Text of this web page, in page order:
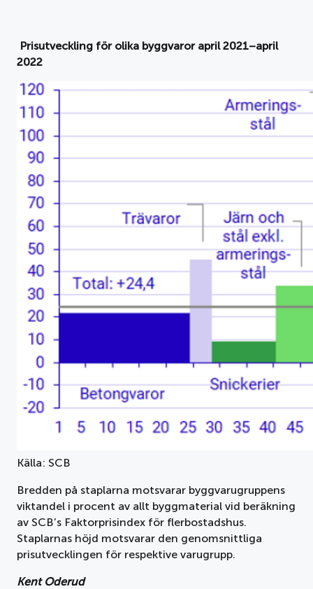
Prisutveckling för olika byggvaror april 2021–april
2022
Källa: SCB
Bredden på staplarna motsvarar byggvarugruppens
viktandel i procent av allt byggmaterial vid beräkning
av SCB’s Faktorprisindex för flerbostadshus.
Staplarnas höjd motsvarar den genomsnittliga
prisutvecklingen för respektive varugrupp.
Kent Oderud